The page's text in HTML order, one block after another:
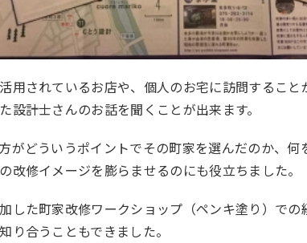
用されているお店や、個人のお宅に訪問するこ
設計士さんのお話を聞くことが出来ます。
がどういうポイントでその町家を選んだのか、
改修イメージを膨らませるのにも役立ちました。
した町家改修ワークショップ（ペンキ塗り）で
り合うこともできました。